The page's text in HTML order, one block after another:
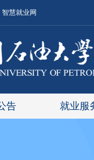
慧就业网
告 就业服